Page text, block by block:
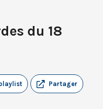
du 18
Partager